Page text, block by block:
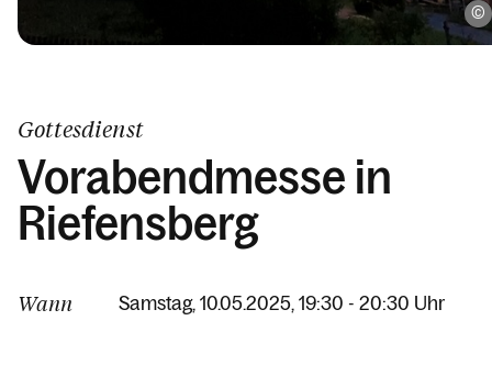
Gottesdienst
Vorabendmesse in
Riefensberg
Wann Samstag, 10.05.2025, 19:30 - 20:30 Uhr